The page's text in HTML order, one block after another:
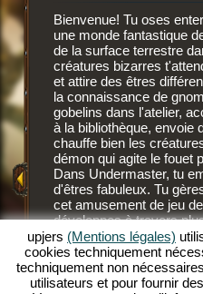
tu
Bienvenue! Tu oses
une monde fantastique
de la surface terrestre
créatures bizarres
et attire des êtres
la connaissance de
gobelins dans l'atelier,
à la bibliothèque, envoie
chauffe bien les
démon qui agite le fouet
Dans Undermaster, tu
d'êtres fabuleux. Tu
cet amusement de jeu
développes à travers
avec des superbes
illumine le décor avec
couleurs. Découvre les
rôle en ligne
upjers (Mentions légales)
cookies techniquement
techniquement non
utilisateurs et pour fournir